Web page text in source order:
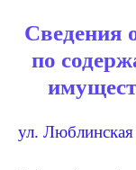
Сведения
по
ул.